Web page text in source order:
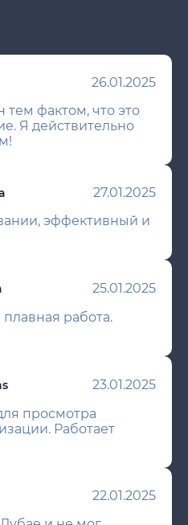
26.01.2025
фактом, что это
Я действительно
27.01.2025
эффективный и
25.01.2025
работа.
23.01.2025
просмотра
Работает
22.01.2025